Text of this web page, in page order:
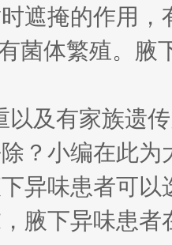
遮掩的作用
菌体繁殖。腋
以及有家族遗
？小编在此
异味患者可以
腋下异味患